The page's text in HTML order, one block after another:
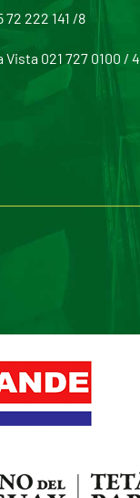
222 141 /8
021 727 0100 / 4